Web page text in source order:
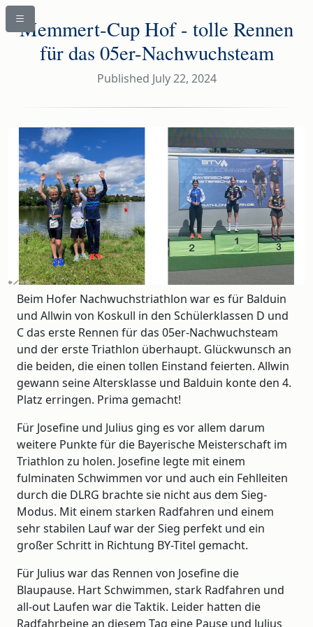
Memmert-Cup Hof - tolle Rennen
für das 05er-Nachwuchsteam
Published July 22, 2024
Beim Hofer Nachwuchstriathlon war es für Balduin
und Allwin von Koskull in den Schülerklassen D und
C das erste Rennen für das 05er-Nachwuchsteam
und der erste Triathlon überhaupt. Glückwunsch an
die beiden, die einen tollen Einstand feierten. Allwin
gewann seine Altersklasse und Balduin konte den 4.
Platz erringen. Prima gemacht!
Für Josefine und Julius ging es vor allem darum
weitere Punkte für die Bayerische Meisterschaft im
Triathlon zu holen. Josefine legte mit einem
fulminaten Schwimmen vor und auch ein Fehlleiten
durch die DLRG brachte sie nicht aus dem Sieg-
Modus. Mit einem starken Radfahren und einem
sehr stabilen Lauf war der Sieg perfekt und ein
großer Schritt in Richtung BY-Titel gemacht.
Für Julius war das Rennen von Josefine die
Blaupause. Hart Schwimmen, stark Radfahren und
all-out Laufen war die Taktik. Leider hatten die
Radfahrbeine an diesem Tag eine Pause und Julius